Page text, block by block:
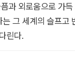
만한 〈고요와 소란〉
SF에서 익숙하게
과 외로움으로 가
그 세계의 슬프고
린다.